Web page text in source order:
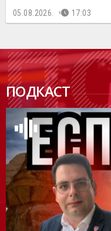
05.08.2026. 17:03
ПОДКАСТ